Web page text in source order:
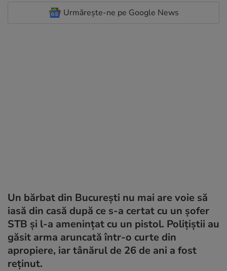
Urmărește-ne pe Google News
Un bărbat din București nu mai are voie să
iasă din casă după ce s-a certat cu un șofer
STB și l-a amenințat cu un pistol. Polițiștii au
găsit arma aruncată într-o curte din
apropiere, iar tânărul de 26 de ani a fost
reținut.